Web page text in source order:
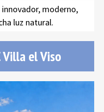
innovador, moderno,
luz natural.
Villa el Viso